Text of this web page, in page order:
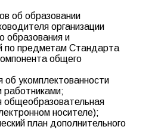
об образовании
организации
образования и
по предметам Стандарта
общего
укомплектованности
работниками;
общеобразовательная
носителе);
план дополнительного